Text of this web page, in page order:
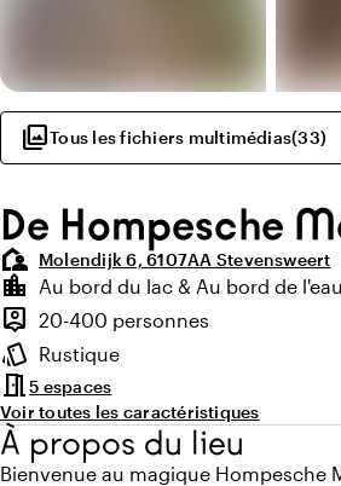
photo_libraryTous les fichiers multimédias(33)
De Hompesche
location_away Molendijk 6, 6107AA Stevensweert
Points forts
location_city
Environnement
Au bord du lac & Au bord de l'eau
person_pin
Capacité
20-400 personnes
style
Ambiance
Rustique
meeting_room5 espaces
Voir toutes les caractéristiques
À propos du lieu
Bienvenue au magique Hompesche